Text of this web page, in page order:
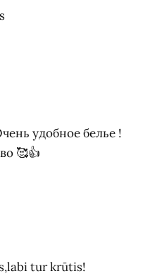
удобное белье !
🥰👍
tur krūtis!